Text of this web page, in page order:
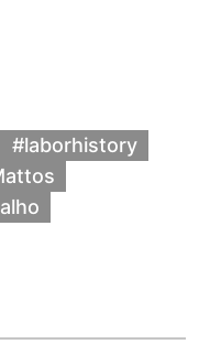
#laborhistory